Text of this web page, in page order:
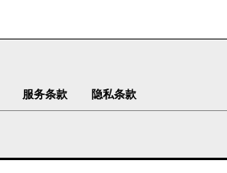
服务条款 隐私条款